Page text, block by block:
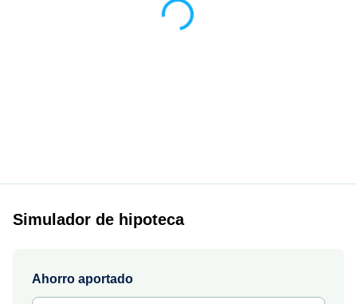
Simulador de hipoteca
Ahorro aportado